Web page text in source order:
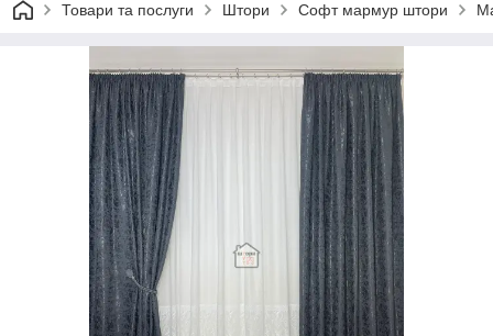
Товари та послуги Штори Софт мармур штори